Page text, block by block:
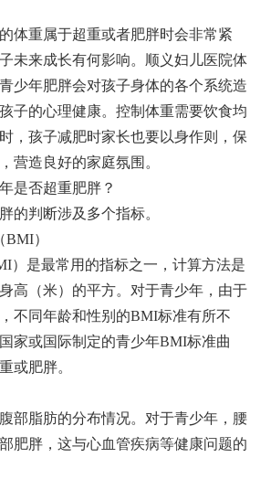
体重属于超重或者肥胖时会非常紧
未来成长有何影响。顺义妇儿医院体
少年肥胖会对孩子身体的各个系统造
子的心理健康。控制体重需要饮食均
，孩子减肥时家长也要以身作则，保
营造良好的家庭氛围。
是否超重肥胖？
的判断涉及多个指标。
）
）是最常用的指标之一，计算方法是
高（米）的平方。对于青少年，由于
不同年龄和性别的BMI标准有所不
家或国际制定的青少年BMI标准曲
或肥胖。
部脂肪的分布情况。对于青少年，腰
肥胖，这与心血管疾病等健康问题的